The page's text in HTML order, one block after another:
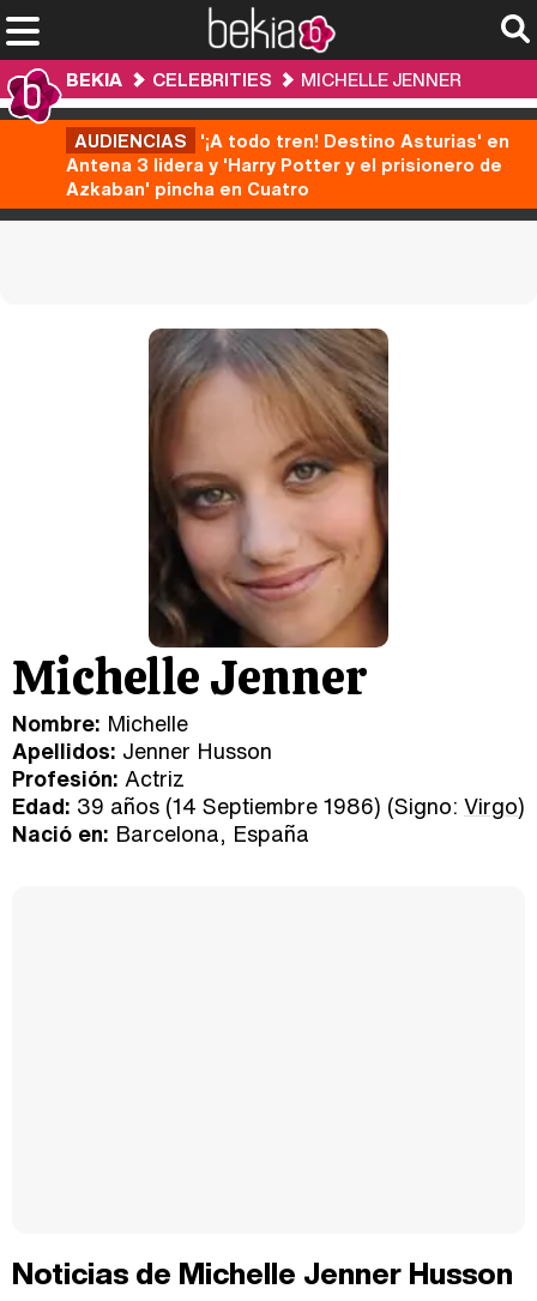
BEKIA CELEBRITIES MICHELLE JENNER
AUDIENCIAS '¡A todo tren! Destino Asturias' en
Antena 3 lidera y 'Harry Potter y el prisionero de
Azkaban' pincha en Cuatro
Michelle Jenner
Nombre: Michelle
Apellidos: Jenner Husson
Profesión: Actriz
Edad: 39 años (14 Septiembre 1986) (Signo: Virgo)
Nació en: Barcelona, España
Noticias de Michelle Jenner Husson